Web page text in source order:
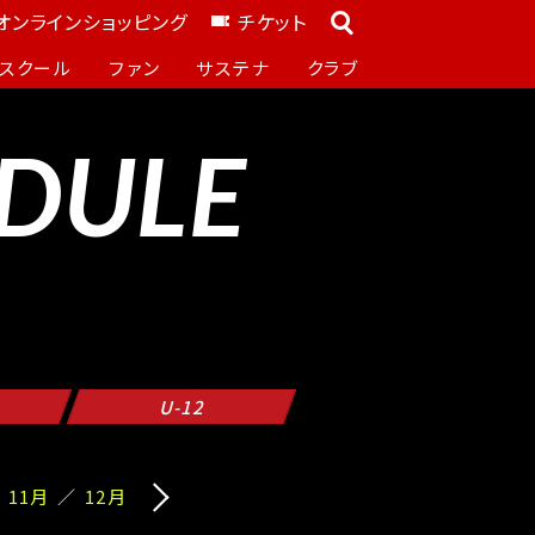
ンラインショッピング チケット
クール ファン サステナ クラブ
U-12
11月 12月